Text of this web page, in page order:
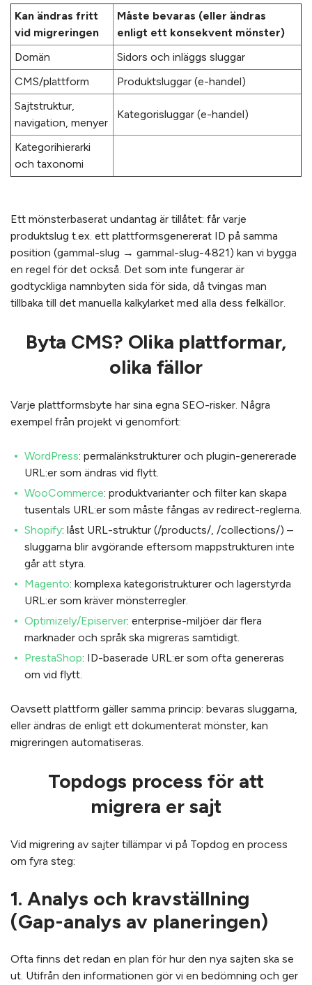
Kan ändras fritt
vid migreringen
Måste bevaras (eller ändras
enligt ett konsekvent mönster)
Domän
Sidors och inläggs sluggar
CMS/plattform
Produktsluggar (e-handel)
Sajtstruktur,
navigation, menyer
Kategorisluggar (e-handel)
Kategorihierarki
och taxonomi
Ett mönsterbaserat undantag är tillåtet: får varje
produktslug t.ex. ett plattformsgenererat ID på samma
position (gammal-slug → gammal-slug-4821) kan vi bygga
en regel för det också. Det som inte fungerar är
godtyckliga namnbyten sida för sida, då tvingas man
tillbaka till det manuella kalkylarket med alla dess felkällor.
Byta CMS? Olika plattformar,
olika fällor
Varje plattformsbyte har sina egna SEO-risker. Några
exempel från projekt vi genomfört:
WordPress: permalänkstrukturer och plugin-genererade
URL:er som ändras vid flytt.
WooCommerce: produktvarianter och filter kan skapa
tusentals URL:er som måste fångas av redirect-reglerna.
Shopify: låst URL-struktur (/products/, /collections/) –
sluggarna blir avgörande eftersom mappstrukturen inte
går att styra.
Magento: komplexa kategoristrukturer och lagerstyrda
URL:er som kräver mönsterregler.
Optimizely/Episerver: enterprise-miljöer där flera
marknader och språk ska migreras samtidigt.
PrestaShop: ID-baserade URL:er som ofta genereras
om vid flytt.
Oavsett plattform gäller samma princip: bevaras sluggarna,
eller ändras de enligt ett dokumenterat mönster, kan
migreringen automatiseras.
Topdogs process för att
migrera er sajt
Vid migrering av sajter tillämpar vi på Topdog en process
om fyra steg:
1. Analys och kravställning
(Gap-analys av planeringen)
Ofta finns det redan en plan för hur den nya sajten ska se
ut. Utifrån den informationen gör vi en bedömning och ger